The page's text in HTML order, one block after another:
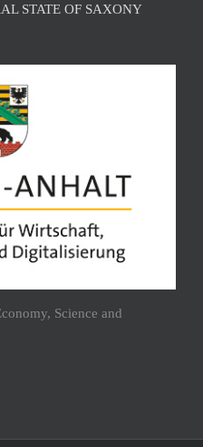
STATE OF SAXONY
Science and